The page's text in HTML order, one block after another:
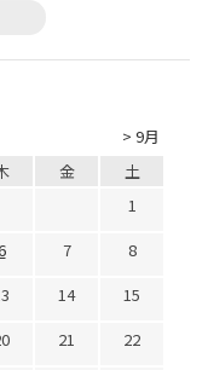
> 9月
金
土
1
7
8
14
15
21
22